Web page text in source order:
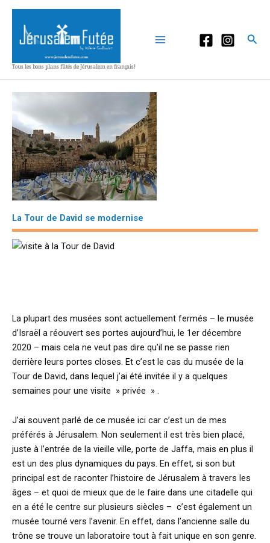
Aller
contenu
Tous les bons plans fûtés de Jérusalem en français!
La Tour de David se modernise
La plupart des musées sont actuellement fermés – le musée
d’Israël a réouvert ses portes aujourd’hui, le 1er décembre
2020 – mais cela ne veut pas dire qu’il ne se passe rien
derrière leurs portes closes. Et c’est le cas du musée de la
Tour de David, dans lequel j’ai été invitée il y a quelques
semaines pour une visite » privée » .
J’ai souvent parlé de ce musée ici car c’est un de mes
préférés à Jérusalem. Non seulement il est très bien placé,
juste à l’entrée de la vieille ville, porte de Jaffa, mais en plus il
est un des plus dynamiques du pays. En effet, si son but
principal est de raconter l’histoire de Jérusalem à travers les
âges – et quoi de mieux que de le faire dans une citadelle qui
en a été le centre sur plusieurs siècles – c’est également un
musée tourné vers l’avenir. En effet, dans l’ancienne salle du
trône se trouve un laboratoire tout à fait unique en son genre.